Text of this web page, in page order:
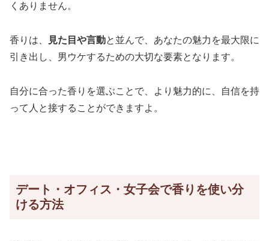
くありません。
香りは、 見た目や言動と並んで、あなたの魅力を最大限に
引き出し、男ウケするための大切な要素となります。
自分に合った香りを選ぶことで、より魅力的に、自信を持
って人と接することができますよ。
デート・オフィス・女子会で香りを使い分
ける方法